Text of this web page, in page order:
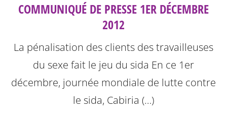
COMMUNIQUÉ DE PRESSE 1ER DÉCEMBRE
2012
La pénalisation des clients des travailleuses
du sexe fait le jeu du sida En ce 1er
décembre, journée mondiale de lutte contre
le sida, Cabiria (…)